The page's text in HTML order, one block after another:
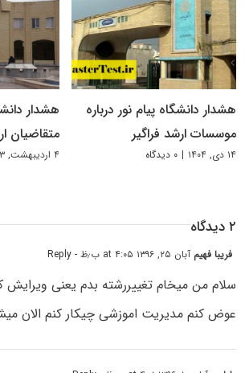
هشدار دانشگاه پیام نور درباره
موسسات ارشد فراگیر
۱۴ دی, ۱۴۰۴ | ۰ دیدگاه
هشدار
متقاضیان
۴ اردیبهشت, ۱۴۰۳
۲ دیدگاه
فریبا فهیم آبان ۲۵, ۱۳۹۶ at ۴:۰۵ ب٫ظ - Reply
سلام من میخام تغییررشته بدم یعنی ویرایش
عوض کنم مدیریت اموزشی چیکار کنم الان